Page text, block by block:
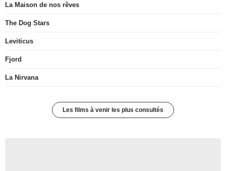
La Maison de nos rêves
The Dog Stars
Leviticus
Fjord
La Nirvana
Les films à venir les plus consultés